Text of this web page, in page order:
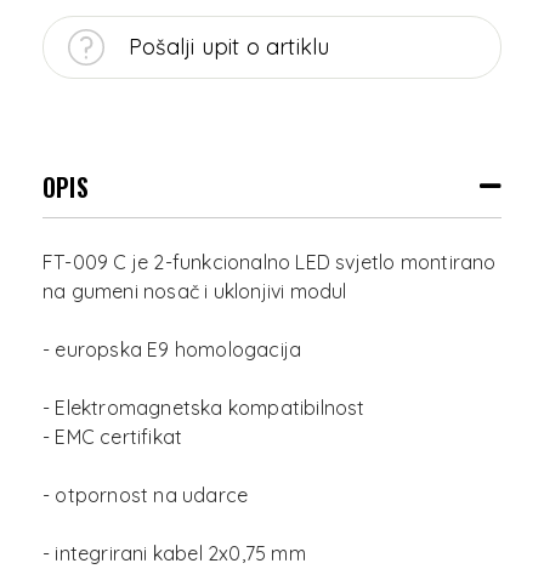
Pošalji upit o artiklu
OPIS
FT-009 C je 2-funkcionalno LED svjetlo montirano
na gumeni nosač i uklonjivi modul
- europska E9 homologacija
- Elektromagnetska kompatibilnost
- EMC certifikat
- otpornost na udarce
- integrirani kabel 2x0,75 mm